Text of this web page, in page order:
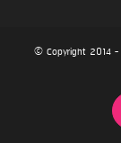
© Copyright 2014 -